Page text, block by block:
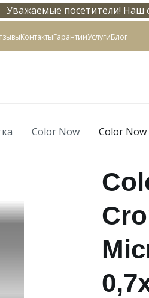
Контакты
Уважаемые посетители! Наш
КонтактыГарантииУслугиБлог
Color Now Color Now